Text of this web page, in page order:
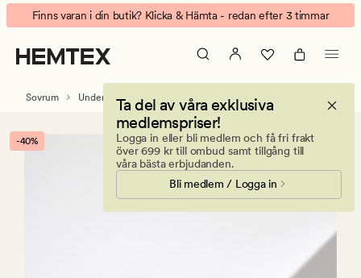
Percale
dra-
på-
lakan
Animerad
banner.
Klicka
på
att
pausa.
Finns varan i din butik? Klicka & Hämta - redan efter 3 timmar
Ta del av våra exklusiva
medlemspriser!
Logga in eller bli medlem och få fri frakt
över 699 kr till ombud samt tillgång till
våra bästa erbjudanden.
Bli medlem / Logga in
Sovrum Underlakan Underlakan i percale
-40%